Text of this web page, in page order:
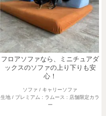
フロアソファなら、ミニチュアダ
ックスのソファの上り下りも安
心！
ソファ / キャリーソファ
生地 / プレミアム : ラムース : 店舗限定カラ
ー